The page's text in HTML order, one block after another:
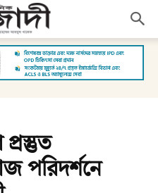
প্রস্তুত
পরিদর্শনে